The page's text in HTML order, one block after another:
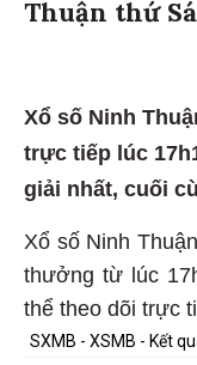
Thuận thứ
Xổ số Ninh
trực tiếp lúc
giải nhất, cuối
Xổ số Ninh
thưởng từ lúc
thể theo dõi trực